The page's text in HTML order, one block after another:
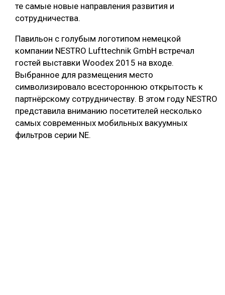
те самые новые направления развития и
сотрудничества.
Павильон с голубым логотипом немецкой
компании NESTRO Lufttechnik GmbH встречал
гостей выставки Woodex 2015 на входе.
Выбранное для размещения место
символизировало всестороннюю открытость к
партнёрскому сотрудничеству. В этом году NESTRO
представила вниманию посетителей несколько
самых современных мобильных вакуумных
фильтров серии NE.